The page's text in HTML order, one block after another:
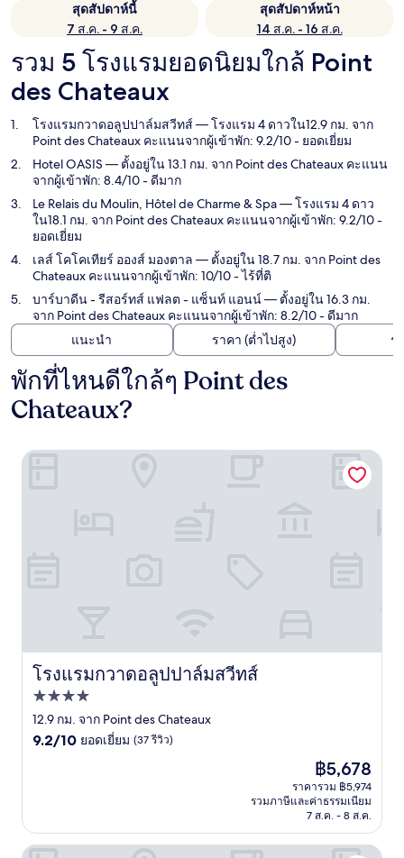
สุดสัปดาห์นี้
7 ส.ค. - 9 ส.ค.
สุดสัปดาห์หน้า
14 ส.ค. - 16 ส.ค.
รวม 5 โรงแรมยอดนิยมใกล้ Point
des Chateaux
โรงแรมกวาดอลูปปาล์มสวีทส์ — โรงแรม 4 ดาวใน12.9 กม. จาก
Point des Chateaux คะแนนจากผู้เข้าพัก: 9.2/10 - ยอดเยี่ยม
Hotel OASIS — ตั้งอยู่ใน 13.1 กม. จาก Point des Chateaux คะแนน
จากผู้เข้าพัก: 8.4/10 - ดีมาก
Le Relais du Moulin, Hôtel de Charme & Spa— โรงแรม 4 ดาว
ใน18.1 กม. จาก Point des Chateaux คะแนนจากผู้เข้าพัก: 9.2/10 -
ยอดเยี่ยม
เลส์ โคโคเทียร์ อองส์ มองตาล — ตั้งอยู่ใน 18.7 กม. จาก Point des
Chateaux คะแนนจากผู้เข้าพัก: 10/10 - ไร้ที่ติ
บาร์บาดีน - รีสอร์ทส์ แฟลต - แซ็นท์ แอนน์— ตั้งอยู่ใน 16.3 กม.
จาก Point des Chateaux คะแนนจากผู้เข้าพัก: 8.2/10 - ดีมาก
แนะนำ
ราคา (ต่ำไปสูง) ร
พักที่ไหนดีใกล้ๆ Point des
Chateaux?
โรงแรมกวาดอลูปปาล์มสวีทส์
โรงแรมกวาดอลูปปาล์มสวีทส์
ที่พัก
4.0
ดาว
12.9 กม. จาก Point des Chateaux
9.2
รีวิว)
9.2/10 ยอดเยี่ยม (37 รีวิว)
ราคา
ปัจจุบัน
คือ
฿5,678
฿5,678
ราคารวม ฿5,974
รวมภาษีและค่าธรรมเนียม
7 ส.ค. - 8 ส.ค.
โรงแรมกวาดอลูปปาล์มสวีทส์
Hotel OASIS